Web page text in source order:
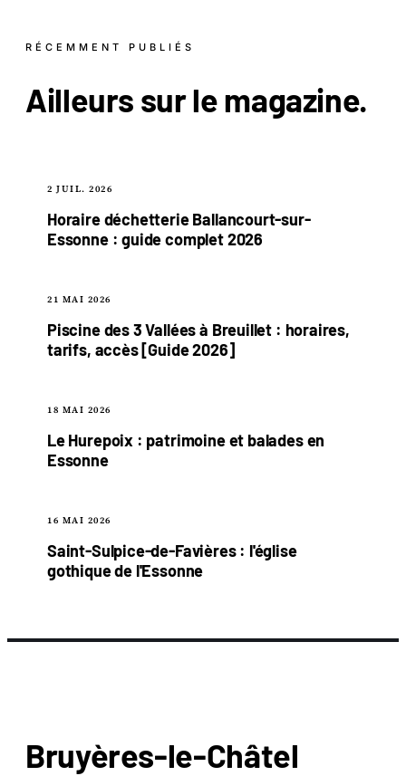
RÉCEMMENT PUBLIÉS
Ailleurs sur lemagazine.
2 JUIL. 2026
Horaire déchetterie Ballancourt-sur-
Essonne : guide complet 2026
21 MAI 2026
Piscine des 3 Vallées à Breuillet : horaires,
tarifs, accès [Guide 2026]
18 MAI 2026
Le Hurepoix : patrimoine et balades en
Essonne
16 MAI 2026
Saint-Sulpice-de-Favières : l'église
gothique de l'Essonne
Bruyères-le-Châtel